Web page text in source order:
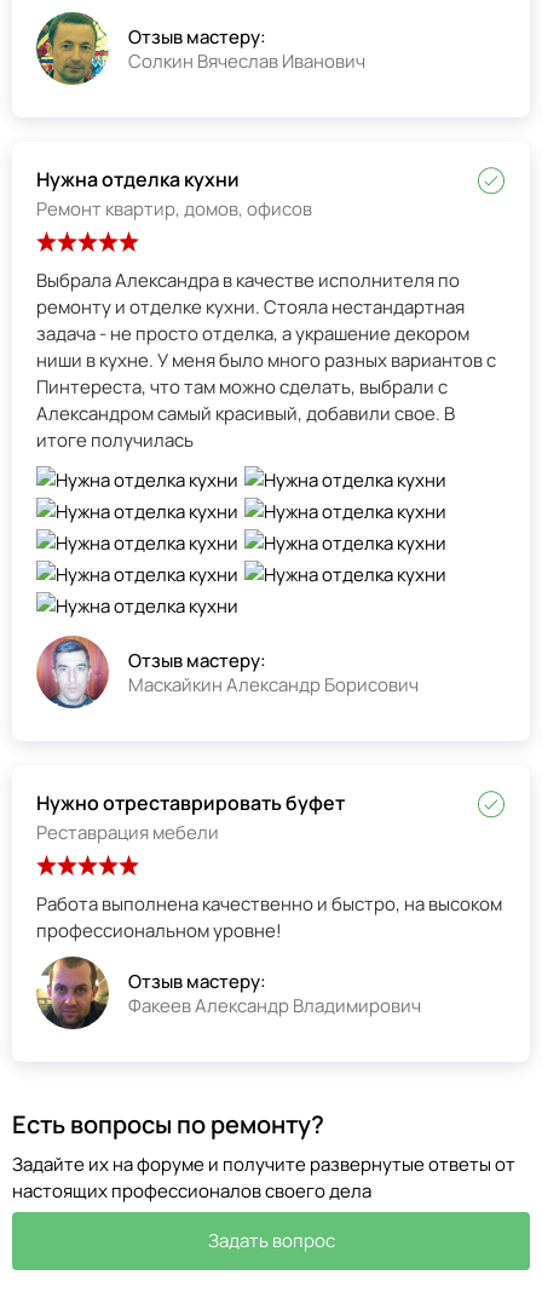
Отзыв мастеру:
Солкин Вячеслав Иванович
Нужна отделка кухни
Ремонт квартир, домов, офисов
Выбрала Александра в качестве исполнителя по
ремонту и отделке кухни. Стояла нестандартная
задача - не просто отделка, а украшение декором
ниши в кухне. У меня было много разных вариантов с
Пинтереста, что там можно сделать, выбрали с
Александром самый красивый, добавили свое. В
итоге получилась
Отзыв мастеру:
Маскайкин Александр Борисович
Нужно отреставрировать буфет
Реставрация мебели
Работа выполнена качественно и быстро, на высоком
профессиональном уровне!
Отзыв мастеру:
Факеев Александр Владимирович
Есть вопросы по ремонту?
Задайте их на форуме и получите развернутые ответы от
настоящих профессионалов своего дела
Задать вопрос